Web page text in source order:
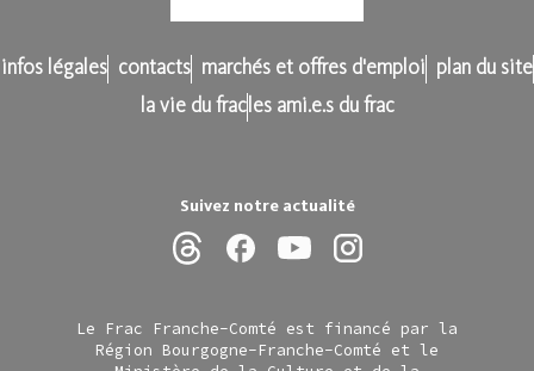
Suivez notre actualité
infos légales contacts marchés et offres d'emploi
plan du site
la vie du frac les ami.e.s du frac
Le Frac Franche-Comté est financé par la
Région Bourgogne-Franche-Comté et le